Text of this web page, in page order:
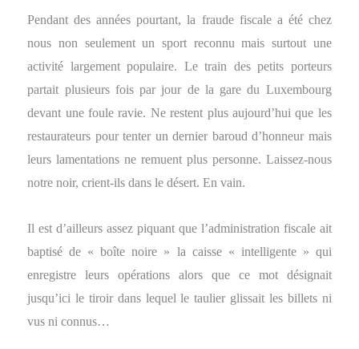
Pendant des années pourtant, la fraude fiscale a été chez
nous non seulement un sport reconnu mais surtout une
activité largement populaire. Le train des petits porteurs
partait plusieurs fois par jour de la gare du Luxembourg
devant une foule ravie. Ne restent plus aujourd’hui que les
restaurateurs pour tenter un dernier baroud d’honneur mais
leurs lamentations ne remuent plus personne. Laissez-nous
notre noir, crient-ils dans le désert. En vain.
Il est d’ailleurs assez piquant que l’administration fiscale ait
baptisé de « boîte noire » la caisse « intelligente » qui
enregistre leurs opérations alors que ce mot désignait
jusqu’ici le tiroir dans lequel le taulier glissait les billets ni
vus ni connus…